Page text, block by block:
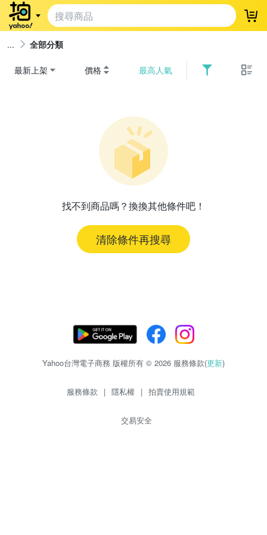
登
全部分類
最新上架 價格 最高人氣
找不到商品嗎？換換其他條件吧！
清除條件再搜尋
Yahoo台灣電子商務 版權所有 © 2026 服務條款(更新)
服務條款 | 隱私權 | 拍賣使用規範
交易安全